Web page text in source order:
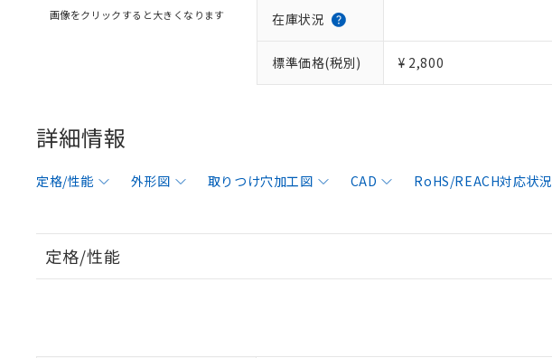
画像をクリックすると大きくなります 在庫状況
標準価格(税別) ¥ 2,800
詳細情報
定格/性能 外形図 取りつけ穴加工図 CAD RoHS/REACH対応状況
定格/性能